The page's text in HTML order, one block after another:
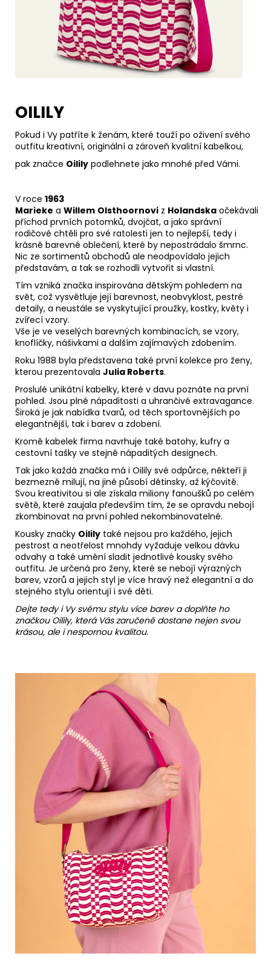
OILILY
Pokud i Vy patříte k ženám, které touží po oživení svého
outfitu kreativní, originální a zároveň kvalitní kabelkou,
pak značce Oilily podlehnete jako mnohé před Vámi.
V roce 1963
Marieke a Willem Olsthoornovi z Holandska očekávali
příchod prvních potomků, dvojčat, a jako správní
rodičové chtěli pro své ratolesti jen to nejlepší, tedy i
krásně barevné oblečení, které by nepostrádalo šmrnc.
Nic ze sortimentů obchodů ale neodpovídalo jejich
představám, a tak se rozhodli vytvořit si vlastní.
Tím vzniká značka inspirována dětským pohledem na
svět, což vysvětluje její barevnost, neobvyklost, pestré
detaily, a neustále se vyskytující proužky, kostky, květy i
zvířecí vzory.
Vše je ve veselých barevných kombinacích, se vzory,
knoflíčky, nášivkami a dalším zajímavých zdobením.
Roku 1988 byla představena také první kolekce pro ženy,
kterou prezentovala Julia Roberts.
Proslulé unikátní kabelky, které v davu poznáte na první
pohled. Jsou plné nápaditosti a uhrančivé extravagance.
Široká je jak nabídka tvarů, od těch sportovnějších po
elegantnější, tak i barev a zdobení.
Kromě kabelek firma navrhuje také batohy, kufry a
cestovní tašky ve stejně nápaditých designech.
Tak jako každá značka má i Oilily své odpůrce, někteří ji
bezmezně milují, na jiné působí dětinsky, až kýčovitě.
Svou kreativitou si ale získala miliony fanoušků po celém
světě, které zaujala především tím, že se opravdu nebojí
zkombinovat na první pohled nekombinovatelné.
Kousky značky Oilily také nejsou pro každého, jejich
pestrost a neotřelost mnohdy vyžaduje velkou dávku
odvahy a také umění sladit jednotlivé kousky svého
outfitu. Je určená pro ženy, které se nebojí výrazných
barev, vzorů a jejich styl je více hravý než elegantní a do
stejného stylu orientují i své děti.
Dejte tedy i Vy svému stylu více barev a doplňte ho
značkou Oilily, která Vás zaručeně dostane nejen svou
krásou, ale i nespornou kvalitou.